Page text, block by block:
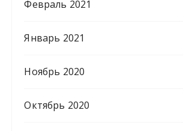
Февраль 2021
Январь 2021
Ноябрь 2020
Октябрь 2020